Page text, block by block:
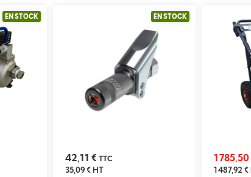
EN STOCK EN STOCK
42,11 € TTC
35,09 €HT
1 785,50
1 487,92 €